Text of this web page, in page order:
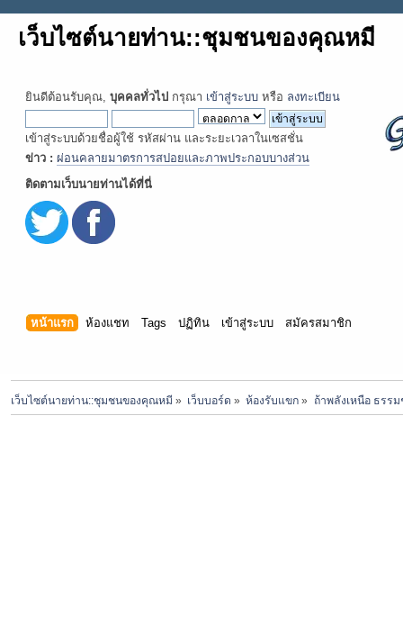
เว็บไซต์นายท่าน::ชุมชนของคุณหมี
ยินดีต้อนรับคุณ, บุคคลทั่วไป กรุณา เข้าสู่ระบบ หรือ ลงทะเบียน
เข้าสู่ระบบด้วยชื่อผู้ใช้ รหัสผ่าน และระยะเวลาในเซสชั่น
ข่าว : ผ่อนคลายมาตรการสปอยและภาพประกอบบางส่วน
ติดตามเว็บนายท่านได้ที่นี่
หน้าแรก ห้องแชท Tags ปฏิทิน เข้าสู่ระบบ สมัครสมาชิก
เว็บไซต์นายท่าน::ชุมชนของคุณหมี » เว็บบอร์ด » ห้องรับแขก » ถ้าพลังเหนือ ธรร